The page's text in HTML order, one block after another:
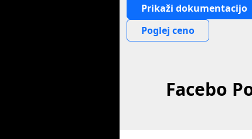
Prikaži dokumentacijo
Poglej ceno
Facebo